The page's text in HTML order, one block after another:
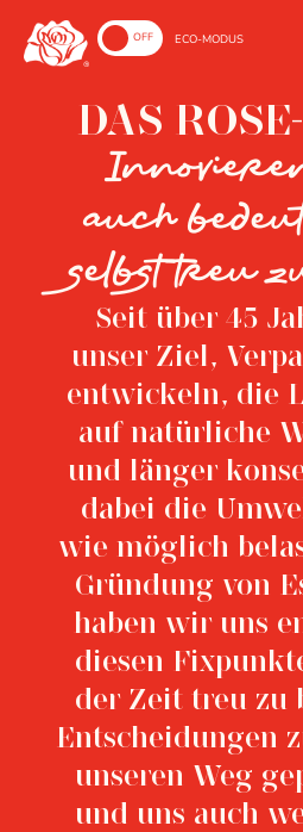
ON OFF ECO-MODUS
DAS
auch
selbst treu
Seit über 45
unser Ziel,
entwickeln, die
auf natürliche
und länger
dabei die
wie möglich
Gründung von
haben wir uns
diesen
der Zeit treu zu
Entscheidungen
unseren Weg
und uns auch